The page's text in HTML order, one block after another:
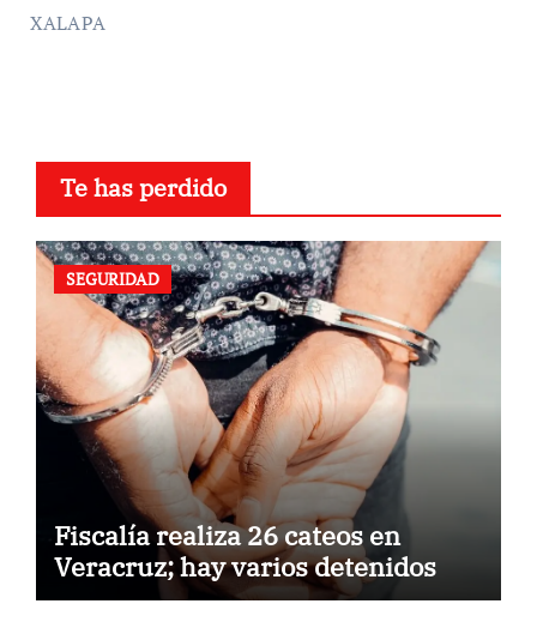
XALAPA
Te has perdido
SEGURIDAD
Fiscalía realiza 26 cateos en
Veracruz; hay varios detenidos